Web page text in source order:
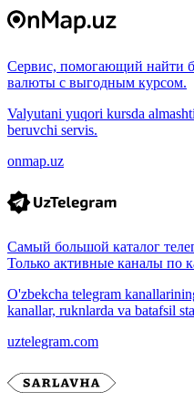
Сервис, помогающий найти
валюты с выгодным курсом.
Valyutani yuqori kursda
beruvchi servis.
onmap.uz
Самый большой каталог
Только активные каналы по
O'zbekcha telegram
kanallar, ruknlarda va batafsil
uztelegram.com